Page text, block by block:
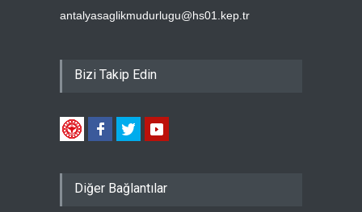
antalyasaglikmudurlugu@hs01.kep.tr
Bizi Takip Edin
Diğer Bağlantılar